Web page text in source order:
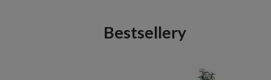
Bestsellery